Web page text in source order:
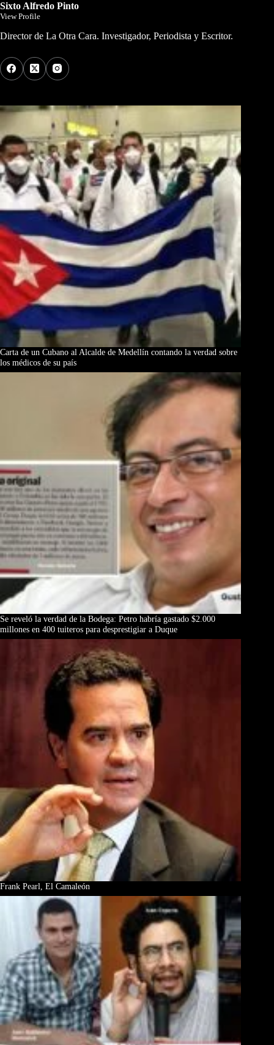
Sixto Alfredo Pinto
View Profile
Director de La Otra Cara. Investigador, Periodista y Escritor.
Carta de un Cubano al Alcalde de Medellín contando la verdad sobre
los médicos de su país
Se reveló la verdad de la Bodega: Petro habría gastado $2.000
millones en 400 tuiteros para desprestigiar a Duque
Frank Pearl, El Camaleón